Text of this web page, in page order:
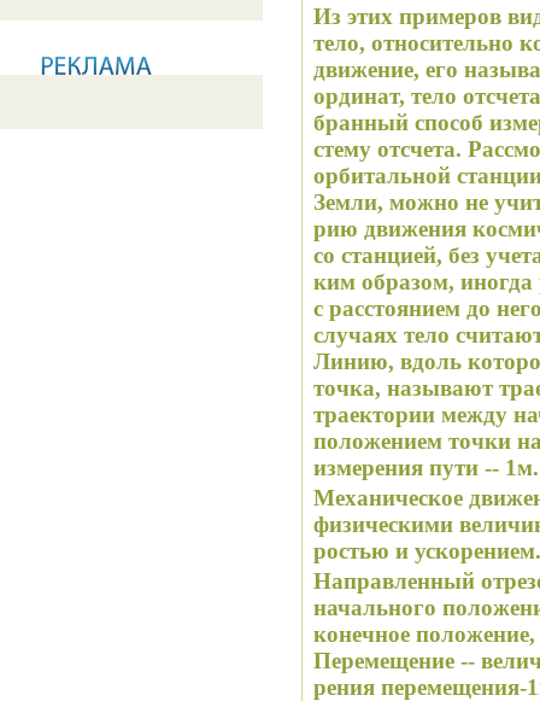
Из этих примеров
тело, относительно
движение, его
ординат, тело
бранный способ
стему отсчета.
орбитальной
Земли, можно не
рию движения
со станцией, без
ким образом,
с расстоянием до
случаях тело
Линию, вдоль
точка, называют
траектории между
положением точки
измерения пути -- 1м.
Механическое
физическими
ростью и ускорением.
Направленный
начального
конечное положение,
Перемещение --
рения перемещения-